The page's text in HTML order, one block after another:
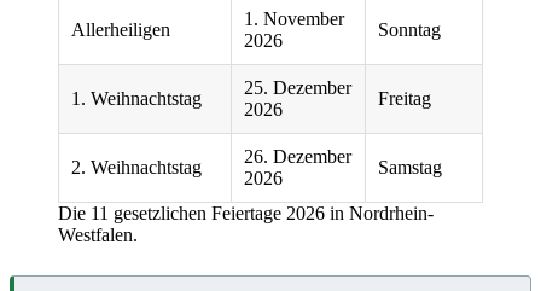
Allerheiligen
1. November
2026
Sonntag
1. Weihnachtstag
25. Dezember
2026
Freitag
2. Weihnachtstag
26. Dezember
2026
Samstag
Die 11 gesetzlichen Feiertage 2026 in Nordrhein-
Westfalen.